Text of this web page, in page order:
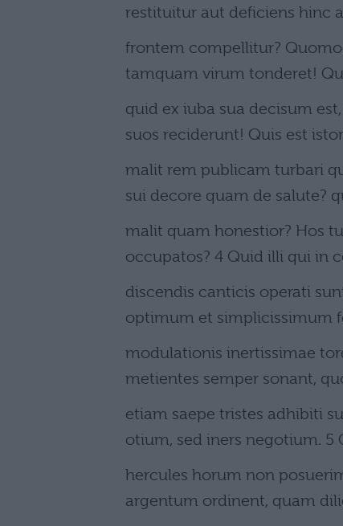
restituitur aut deficiens hinc
frontem compellitur?
tamquam virum tonderet!
quid ex iuba sua decisum
suos reciderunt! Quis est
malit rem publicam turbari
sui decore quam de salute?
malit quam honestior? Hos
occupatos? 4 Quid illi qui in
discendis canticis operati
optimum et simplicissimum
modulationis inertissimae
metientes semper sonant,
etiam saepe tristes adhibiti
otium, sed iners negotium. 5
hercules horum non
argentum ordinent, quam